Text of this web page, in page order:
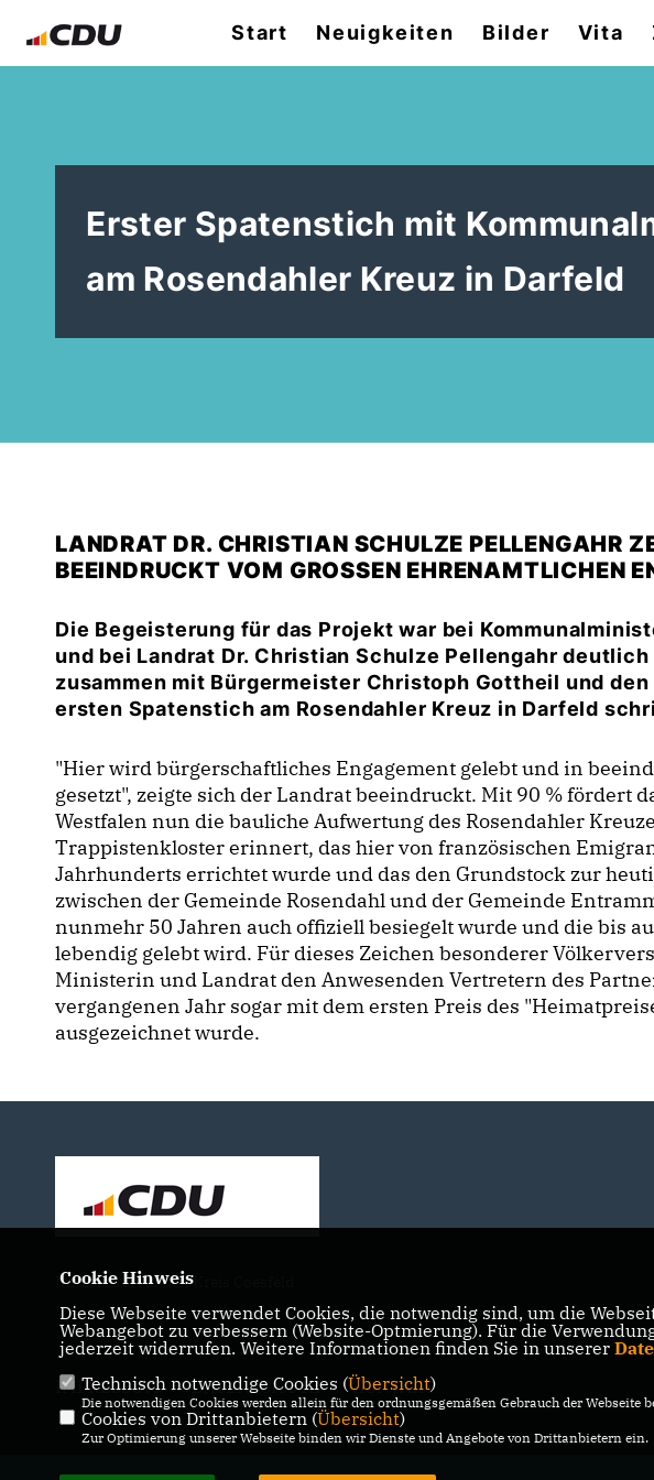
Start Neuigkeiten Bilder Vita
Erster Spatenstich mit
am Rosendahler Kreuz in Darfeld
LANDRAT DR. CHRISTIAN SCHULZE PELLENGAHR
BEEINDRUCKT VOM GROSSEN EHRENAMTLICHEN
Die Begeisterung für das Projekt war bei
und bei Landrat Dr. Christian Schulze Pellengahr
zusammen mit Bürgermeister Christoph Gottheil und
ersten Spatenstich am Rosendahler Kreuz in Darfeld
"Hier wird bürgerschaftliches Engagement gelebt und in
gesetzt", zeigte sich der Landrat beeindruckt. Mit 90 % fördert
Westfalen nun die bauliche Aufwertung des Rosendahler
Trappistenkloster erinnert, das hier von französischen
Jahrhunderts errichtet wurde und das den Grundstock zur
zwischen der Gemeinde Rosendahl und der Gemeinde
nunmehr 50 Jahren auch offiziell besiegelt wurde und die bis
lebendig gelebt wird. Für dieses Zeichen besonderer
Ministerin und Landrat den Anwesenden Vertretern des
vergangenen Jahr sogar mit dem ersten Preis des
ausgezeichnet wurde.
Ihr Landrat für den Kreis Coesfeld
IMPRESSUM DATENSCHUTZ KONTAKT
Cookie Hinweis
Diese Webseite verwendet Cookies, die notwendig sind, um die
Webangebot zu verbessern (Website-Optmierung). Für die
jederzeit widerrufen. Weitere Informationen finden Sie in unserer
Technisch notwendige Cookies (Übersicht)
Die notwendigen Cookies werden allein für den ordnungsgemäßen Gebrauch der Webseite
Cookies von Drittanbietern (Übersicht)
Zur Optimierung unserer Webseite binden wir Dienste und Angebote von Drittanbietern ein.